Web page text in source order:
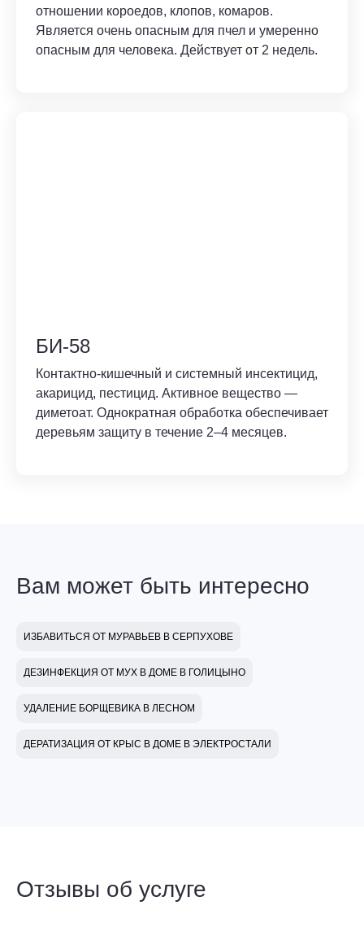
отношении короедов, клопов, комаров.
Является очень опасным для пчел и умеренно
опасным для человека. Действует от 2 недель.
БИ-58
Контактно-кишечный и системный инсектицид,
акарицид, пестицид. Активное вещество —
диметоат. Однократная обработка обеспечивает
деревьям защиту в течение 2–4 месяцев.
Вам может быть интересно
ИЗБАВИТЬСЯ ОТ МУРАВЬЕВ В СЕРПУХОВЕ
ДЕЗИНФЕКЦИЯ ОТ МУХ В ДОМЕ В ГОЛИЦЫНО
УДАЛЕНИЕ БОРЩЕВИКА В ЛЕСНОМ
ДЕРАТИЗАЦИЯ ОТ КРЫС В ДОМЕ В ЭЛЕКТРОСТАЛИ
Отзывы об услуге